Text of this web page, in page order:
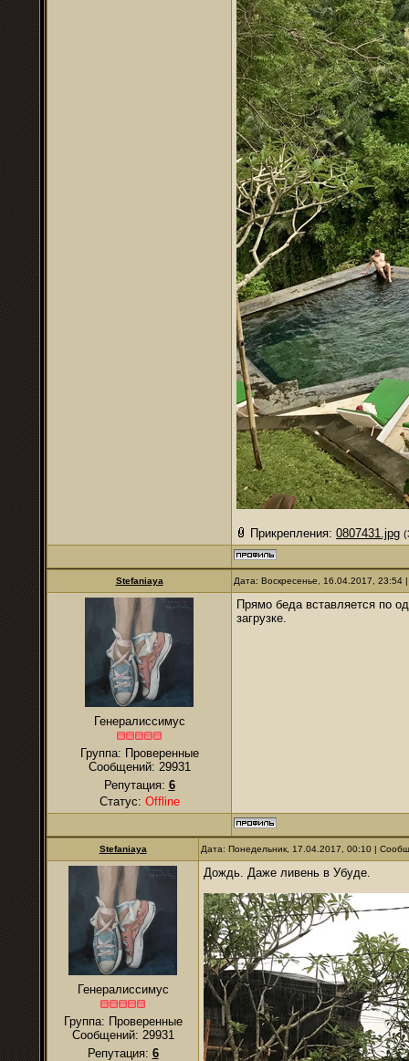
Прикрепления: 0807431.jpg
Stefaniaya Дата: Воскресенье, 16.04.2017,
Генералиссимус
Группа: Проверенные
Сообщений: 29931
Репутация: 6
Статус: Offline
Прямо беда вставляется по
загрузке.
Stefaniaya Дата: Понедельник, 17.04.2017, 00:10 |
Генералиссимус
Группа: Проверенные
Сообщений: 29931
Репутация: 6
Дождь. Даже ливень в Убуде.